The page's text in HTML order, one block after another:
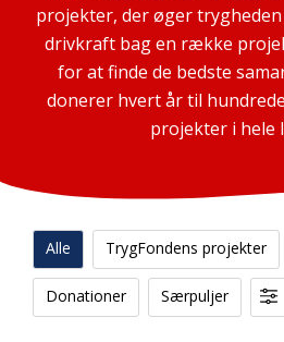
projekter, der øger trygheden
drivkraft bag en række
for at finde de bedste
donerer hvert år til
projekter i hele
Alle TrygFondens projekter
Donationer Særpuljer